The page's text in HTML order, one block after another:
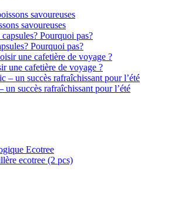
savoureuses
Pourquoi pas?
une cafetière de voyage ?
un succès rafraîchissant pour l’été
Ecotree
ecotree (2 pcs)